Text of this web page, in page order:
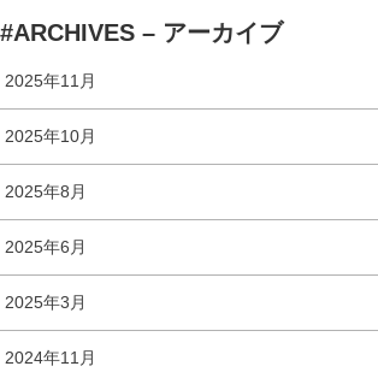
#ARCHIVES – アーカイブ
2025年11月
2025年10月
2025年8月
2025年6月
2025年3月
2024年11月